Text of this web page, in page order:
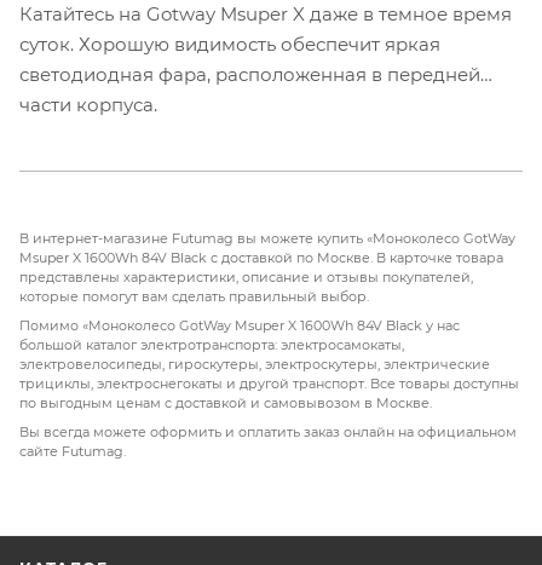
Катайтесь на Gotway Msuper X даже в темное время
суток. Хорошую видимость обеспечит яркая
светодиодная фара, расположенная в передней
части корпуса.
В интернет-магазине Futumag вы можете купить «Моноколесо GotWay
Msuper X 1600Wh 84V Black с доставкой по Москве. В карточке товара
представлены характеристики, описание и отзывы покупателей,
которые помогут вам сделать правильный выбор.
Помимо «Моноколесо GotWay Msuper X 1600Wh 84V Black у нас
большой каталог электротранспорта: электросамокаты,
электровелосипеды, гироскутеры, электроскутеры, электрические
трициклы, электроснегокаты и другой транспорт. Все товары доступны
по выгодным ценам с доставкой и самовывозом в Москве.
Вы всегда можете оформить и оплатить заказ онлайн на официальном
сайте Futumag.